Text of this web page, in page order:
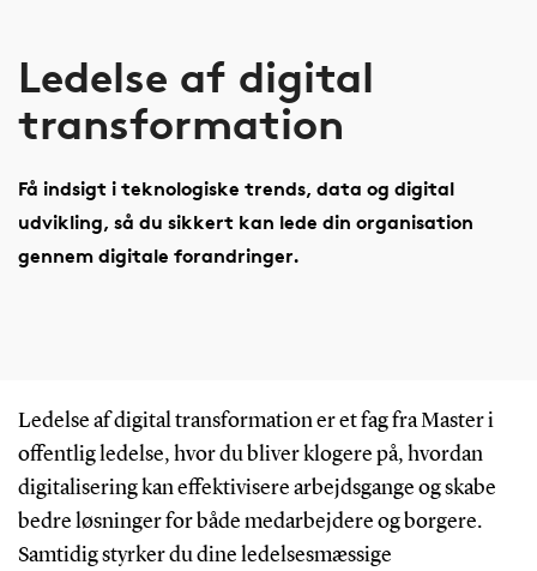
Ledelse af digital
transformation
Få indsigt i teknologiske trends, data og digital
udvikling, så du sikkert kan lede din organisation
gennem digitale forandringer.
Ledelse af digital transformation er et fag fra Master i
offentlig ledelse, hvor du bliver klogere på, hvordan
digitalisering kan effektivisere arbejdsgange og skabe
bedre løsninger for både medarbejdere og borgere.
Samtidig styrker du dine ledelsesmæssige